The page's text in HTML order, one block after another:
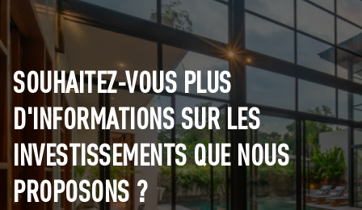
SOUHAITEZ-VOUS PLUS
D'INFORMATIONS SUR LES
INVESTISSEMENTS QUE NOUS
PROPOSONS ?